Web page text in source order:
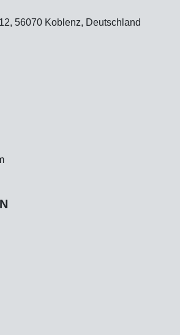
56070 Koblenz, Deutschland